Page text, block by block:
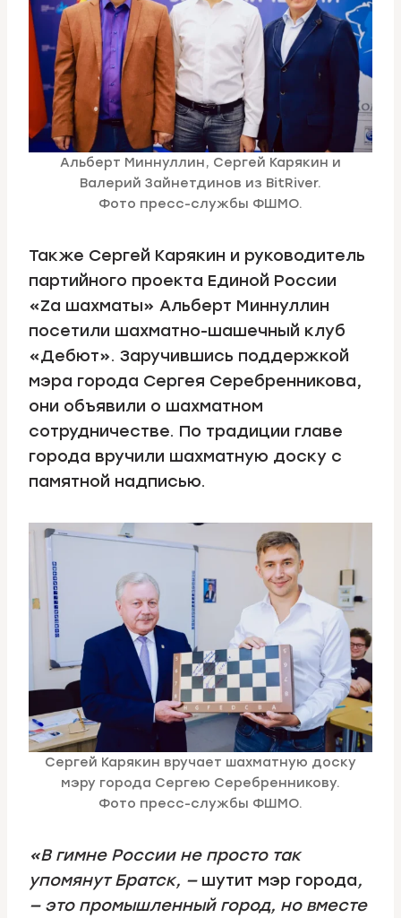
Альберт Миннуллин, Сергей Карякин и
Валерий Зайнетдинов из BitRiver.
Фото пресс-службы ФШМО.
Также Сергей Карякин и руководитель
партийного проекта Единой России
«Zа шахматы» Альберт Миннуллин
посетили шахматно-шашечный клуб
«Дебют». Заручившись поддержкой
мэра города Сергея Серебренникова,
они объявили о шахматном
сотрудничестве. По традиции главе
города вручили шахматную доску с
памятной надписью.
Сергей Карякин вручает шахматную доску
мэру города Сергею Серебренникову.
Фото пресс-службы ФШМО.
«В гимне России не просто так
упомянут Братск, — шутит мэр города,
— это промышленный город, но вместе